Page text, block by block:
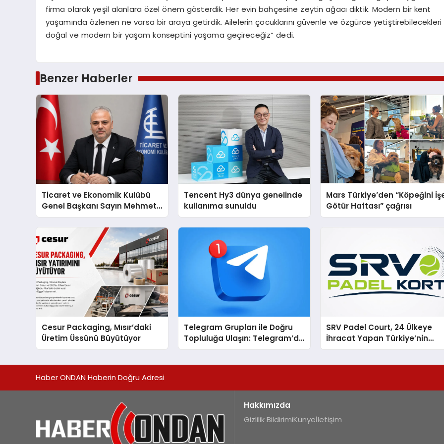
firma olarak yeşil alanlara özel önem gösterdik. Her evin bahçesine zeytin ağacı diktik. Modern bir kent
yaşamında özlenen ne varsa bir araya getirdik. Ailelerin çocuklarını güvenle ve özgürce yetiştirebilecekleri
doğal ve modern bir yaşam konseptini yaşama geçireceğiz” dedi.
Benzer Haberler
Ticaret ve Ekonomik Kulübü
Genel Başkanı Sayın Mehmet
Ulutaş, ekonomiye dair yaptığı
açıklamada şunları kaydetti:
Tencent Hy3 dünya genelinde
kullanıma sunuldu
Mars Türkiye’den “Köpeğini
Götür Haftası” çağrısı
Cesur Packaging, Mısır’daki
Üretim Üssünü Büyütüyor
Telegram Grupları ile Doğru
Topluluğa Ulaşın: Telegram’da
Aradığınız Topluluğa Daha
SRV Padel Court, 24 Ülkeye
İhracat Yapan Türkiye’nin
Padel Kortu Üretim Gücü
Haber ONDAN Haberin Doğru Adresi
Hakkımızda
Gizlilik BildirimiKünyeİletişim